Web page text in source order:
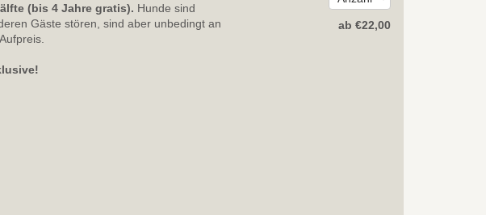
(bis 4 Jahre gratis). Hunde sind
Gäste stören, sind aber unbedingt an
ab €22,00